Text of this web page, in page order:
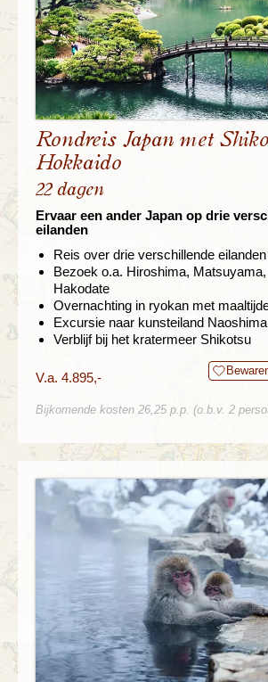
Rondreis Japan met
Hokkaido
22 dagen
Ervaar een ander Japan op drie
eilanden
Reis over drie verschillende eilanden
Bezoek o.a. Hiroshima,
Hakodate
Overnachting in ryokan met
Excursie naar kunsteiland Naoshima
Verblijf bij het kratermeer Shikotsu
V.a. 4.895,-
Bijkomende kosten 26,25 p.p. (o.b.v. 2